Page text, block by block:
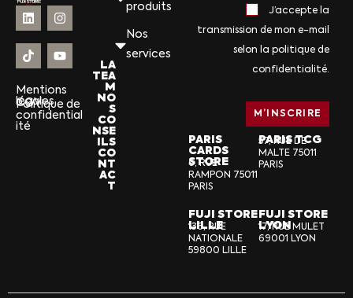
Mentions
légales
CGV
Politique de
confidential
ité
produits
Nos
services
LA
TEA
M
NO
S
CO
NSE
ILS
CO
NT
AC
T
J’accepte la
transmission de mon e-mail
selon la politique de
confidentialité.
PARIS
CARDS
STORE
6, RUE
RAMPON 75011
PARIS
PARIS TCG
57, RUE DE
MALTE 75011
PARIS
FUJI STORE
LILLE
136, RUE
NATIONALE
59800 LILLE
FUJI STORE
LYON
17, RUE MULET
69001 LYON